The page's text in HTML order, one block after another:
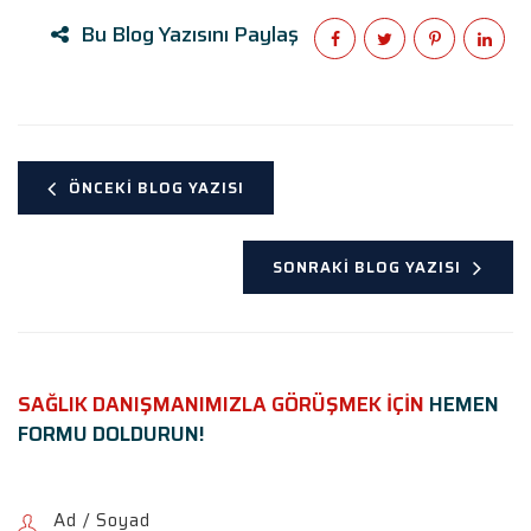
Bu Blog Yazısını Paylaş
ÖNCEKI BLOG YAZISI
SONRAKI BLOG YAZISI
SAĞLIK DANIŞMANIMIZLA GÖRÜŞMEK İÇİN HEMEN
FORMU DOLDURUN!